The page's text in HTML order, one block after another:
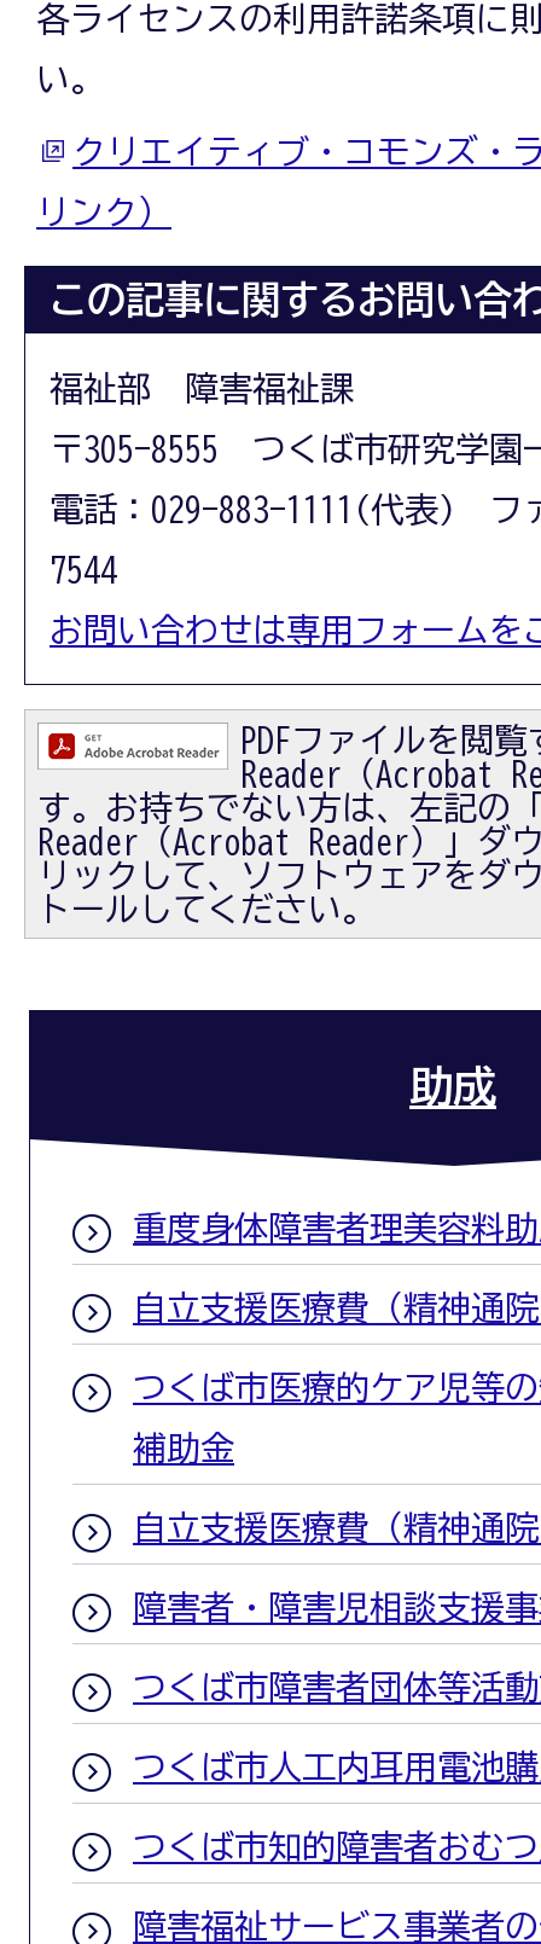
各ライセンスの利用許諾条項に
い。
クリエイティブ・コモンズ・
リンク）
この記事に関するお問い合
福祉部 障害福祉課
〒305-8555 つくば市研究学園
電話：029-883-1111(代表) フ
7544
お問い合わせは専用フォームを
PDFファイルを閲
Reader（Acrobat
す。お持ちでない方は、左記の
Reader（Acrobat Reader）」ダ
リックして、ソフトウェアをダ
トールしてください。
助成
重度身体障害者理美容料
自立支援医療費（精神通
つくば市医療的ケア児等
補助金
自立支援医療費（精神通
障害者・障害児相談支援
つくば市障害者団体等活
つくば市人工内耳用電池
つくば市知的障害者おむ
障害福祉サービス事業者